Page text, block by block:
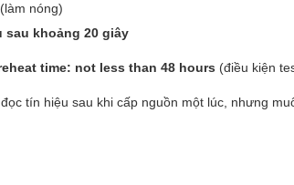
nóng)
khoảng 20 giây
time: not less than 48 hours (điều kiện
tín hiệu sau khi cấp nguồn một lúc, nhưng